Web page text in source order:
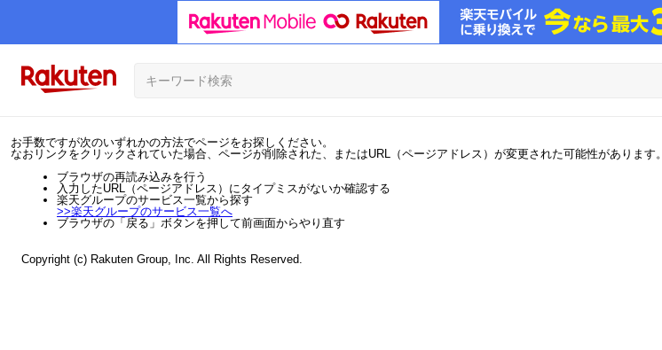
お手数ですが次のいずれかの方法でページをお探しください。
なおリンクをクリックされていた場合、ページが削除された、またはURL（ページアドレス）が変更された可能性があります。
ブラウザの再読み込みを行う
入力したURL（ページアドレス）にタイプミスがないか確認する
楽天グループのサービス一覧から探す
>>楽天グループのサービス一覧へ
ブラウザの「戻る」ボタンを押して前画面からやり直す
Copyright (c) Rakuten Group, Inc. All Rights Reserved.